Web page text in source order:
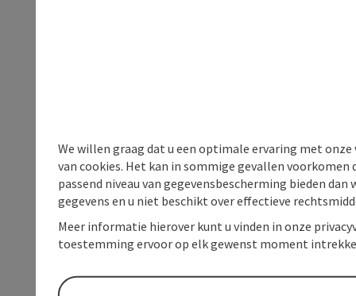
We willen graag dat u een optimale ervaring met
van cookies. Het kan in sommige gevallen voorkomen
passend niveau van gegevensbescherming bieden
gegevens en u niet beschikt over effectieve
Meer informatie hierover kunt u vinden in onze
toestemming ervoor op elk gewenst moment